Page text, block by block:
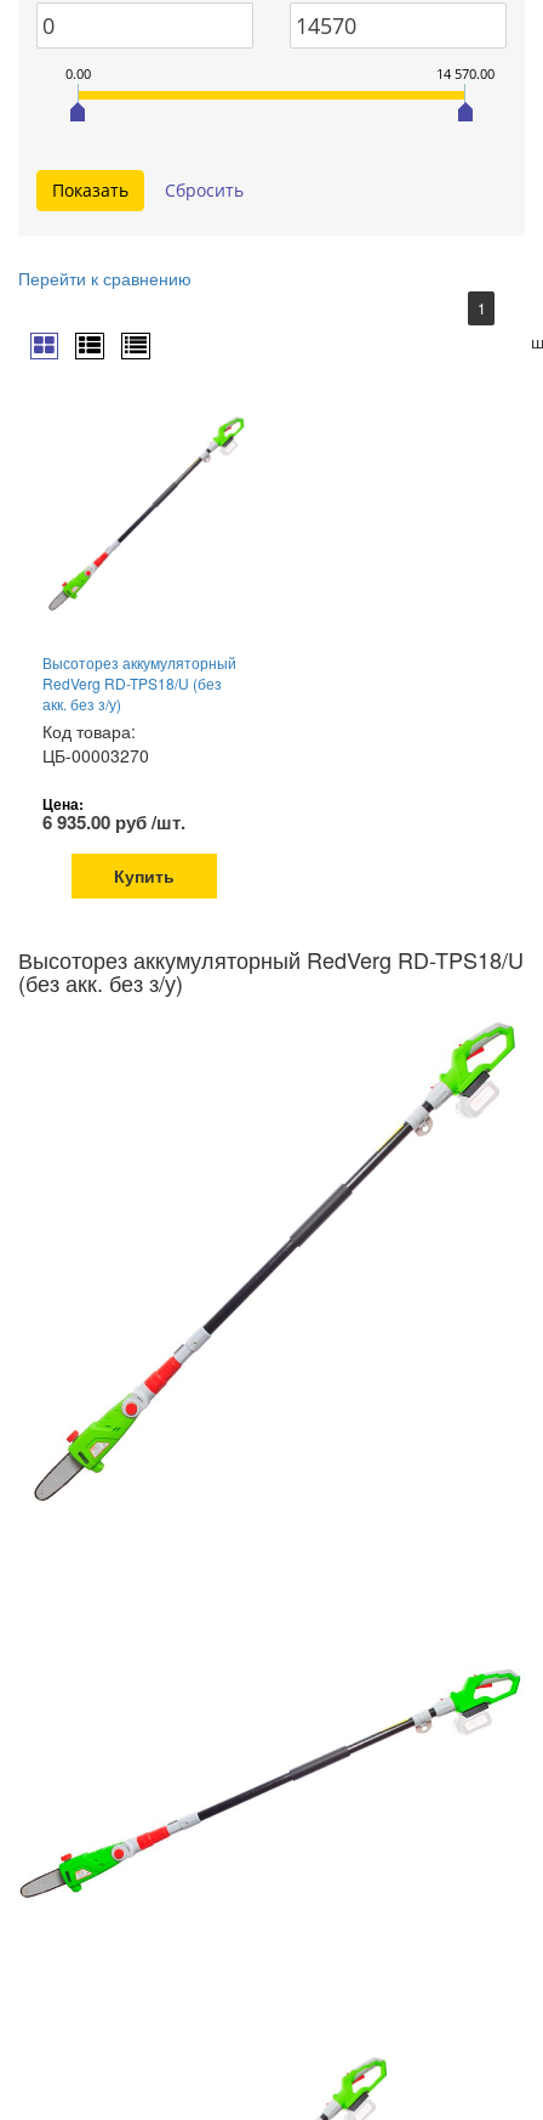
0.00 14 570.00
Перейти к сравнению
1
Высоторез аккумуляторный
RedVerg RD-TPS18/U (без
акк. без з/у)
Код товара:
ЦБ-00003270
Цена:
6 935.00 руб /шт.
Купить
Высоторез аккумуляторный RedVerg RD-TPS18/U
(без акк. без з/у)